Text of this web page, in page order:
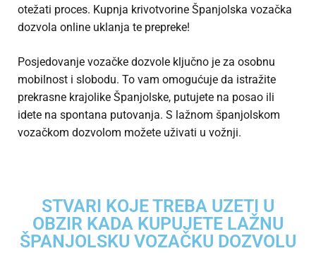
otežati proces. Kupnja krivotvorine Španjolska vozačka
dozvola online uklanja te prepreke!
Posjedovanje vozačke dozvole ključno je za osobnu
mobilnost i slobodu. To vam omogućuje da istražite
prekrasne krajolike Španjolske, putujete na posao ili
idete na spontana putovanja. S lažnom španjolskom
vozačkom dozvolom možete uživati u vožnji.
STVARI KOJE TREBA UZETI U
OBZIR KADA KUPUJETE LAŽNU
ŠPANJOLSKU VOZAČKU DOZVOLU